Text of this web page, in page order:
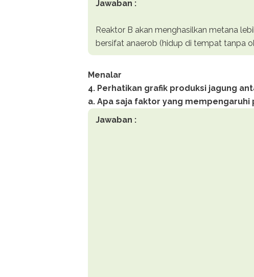
Jawaban :
Reaktor B akan menghasilkan metana
bersifat anaerob (hidup di tempat tanpa
Menalar
4. Perhatikan grafik produksi jagung
a. Apa saja faktor yang mempengaruhi
Jawaban :